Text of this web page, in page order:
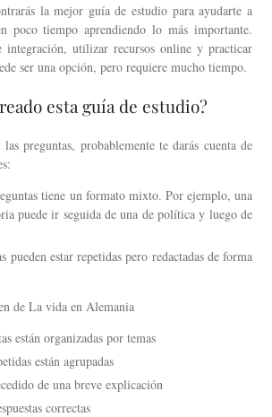
la mejor guía de estudio para ayudarte a
poco tiempo aprendiendo lo más importante.
integración, utilizar recursos online y practicar
ser una opción, pero requiere mucho tiempo.
esta guía de estudio?
preguntas, probablemente te darás cuenta de
tiene un formato mixto. Por ejemplo, una
puede ir seguida de una de política y luego de
pueden estar repetidas pero redactadas de forma
de La vida en Alemania
están organizadas por temas
están agrupadas
de una breve explicación
correctas